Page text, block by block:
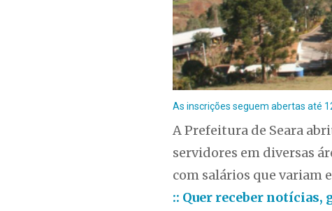
As inscrições seguem abertas até
A Prefeitura de Seara
servidores em diversas
com salários que variam
:: Quer receber notícias,